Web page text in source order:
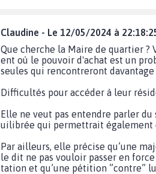
Claudine - Le 12/05/2024 à
Que cherche la Maire de quartier
ent où le pouvoir d'achat est un
seules qui rencontreront davantage
Difficultés pour accéder à leur
Elle ne veut pas entendre parler
uilibrée qui permettrait également
Par ailleurs, elle précise qu’une
le dit ne pas vouloir passer en
tation et qu’une pétition ”contre”